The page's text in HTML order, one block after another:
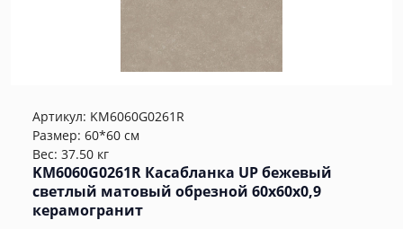
Артикул: KM6060G0261R
Размер: 60*60 см
Вес: 37.50 кг
KM6060G0261R Касабланка UP бежевый
светлый матовый обрезной 60x60x0,9
керамогранит